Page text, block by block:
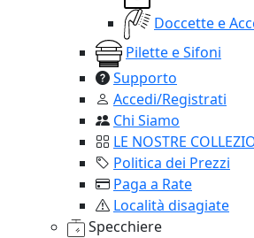
Doccette e
Pilette e Sifoni
Supporto
Accedi/Registrati
Chi Siamo
LE NOSTRE
Politica dei Prezzi
Paga a Rate
Località disagiate
Specchiere